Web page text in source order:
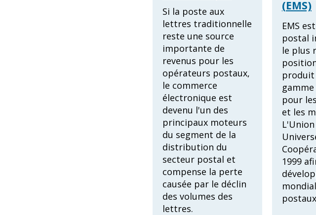
Si la poste aux
lettres traditionnelle
reste une source
importante de
revenus pour les
opérateurs postaux,
le commerce
électronique est
devenu l'un des
principaux moteurs
du segment de la
distribution du
secteur postal et
compense la perte
causée par le déclin
des volumes des
lettres.
(EMS)
EMS
postal
le plus
produit
pour
et les
1999